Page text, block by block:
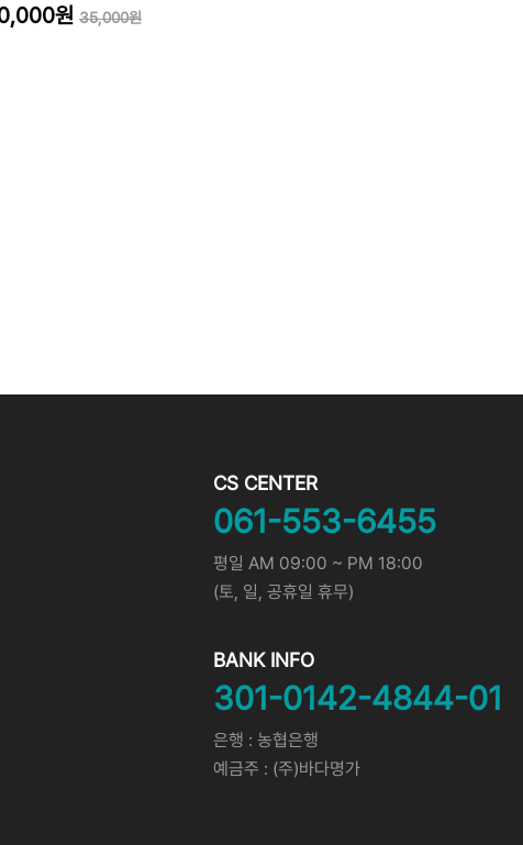
원 35,000원
CS CENTER
061-553-6455
평일 AM 09:00 ~ PM 18:00
(토, 일, 공휴일 휴무)
BANK INFO
301-0142-4844-01
은행 : 농협은행
예금주 : (주)바다명가